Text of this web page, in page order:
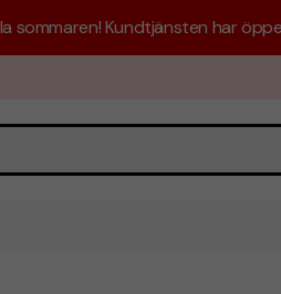
sommaren! Kundtjänsten har